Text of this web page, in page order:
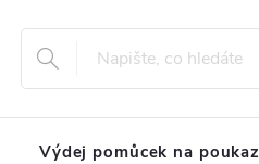
Výdej pomůcek na poukaz